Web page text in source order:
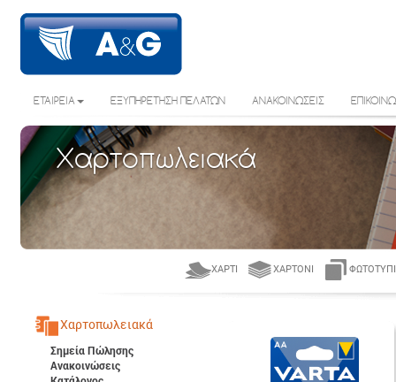
ΕΤΑΙΡΕΙΑ ΕΞΥΠΗΡΕΤΗΣΗ ΠΕΛΑΤΩΝ ΑΝΑΚΟΙΝΩΣΕΙΣ
Χαρτοπωλειακά
ΧΑΡΤΊ ΧΑΡΤΌΝΙ
Χαρτοπωλειακά
Σημεία Πώλησης
Ανακοινώσεις